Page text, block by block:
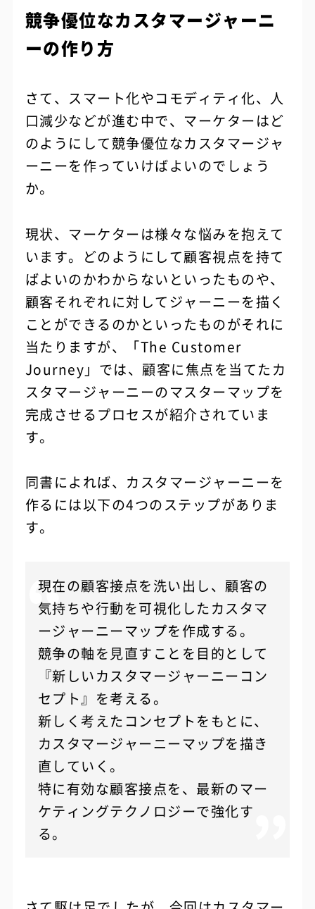
競争優位なカスタマージャーニ
ーの作り方
さて、スマート化やコモディティ化、人
口減少などが進む中で、マーケターはど
のようにして競争優位なカスタマージャ
ーニーを作っていけばよいのでしょう
か。
現状、マーケターは様々な悩みを抱えて
います。どのようにして顧客視点を持て
ばよいのかわからないといったものや、
顧客それぞれに対してジャーニーを描く
ことができるのかといったものがそれに
当たりますが、「The Customer
Journey」では、顧客に焦点を当てたカ
スタマージャーニーのマスターマップを
完成させるプロセスが紹介されていま
す。
同書によれば、カスタマージャーニーを
作るには以下の4つのステップがありま
す。
現在の顧客接点を洗い出し、顧客の
気持ちや行動を可視化したカスタマ
ージャーニーマップを作成する。
競争の軸を見直すことを目的として
『新しいカスタマージャーニーコン
セプト』を考える。
新しく考えたコンセプトをもとに、
カスタマージャーニーマップを描き
直していく。
特に有効な顧客接点を、最新のマー
ケティングテクノロジーで強化す
る。